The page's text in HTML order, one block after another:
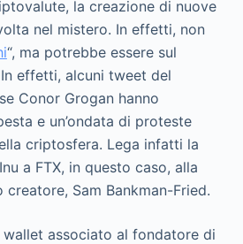
la creazione di nuove
nel mistero. In effetti, non
“, ma potrebbe essere sul
effetti, alcuni tweet del
Conor Grogan hanno
e un’ondata di proteste
criptosfera. Lega infatti la
a FTX, in questo caso, alla
creatore, Sam Bankman-Fried.
wallet associato al fondatore di